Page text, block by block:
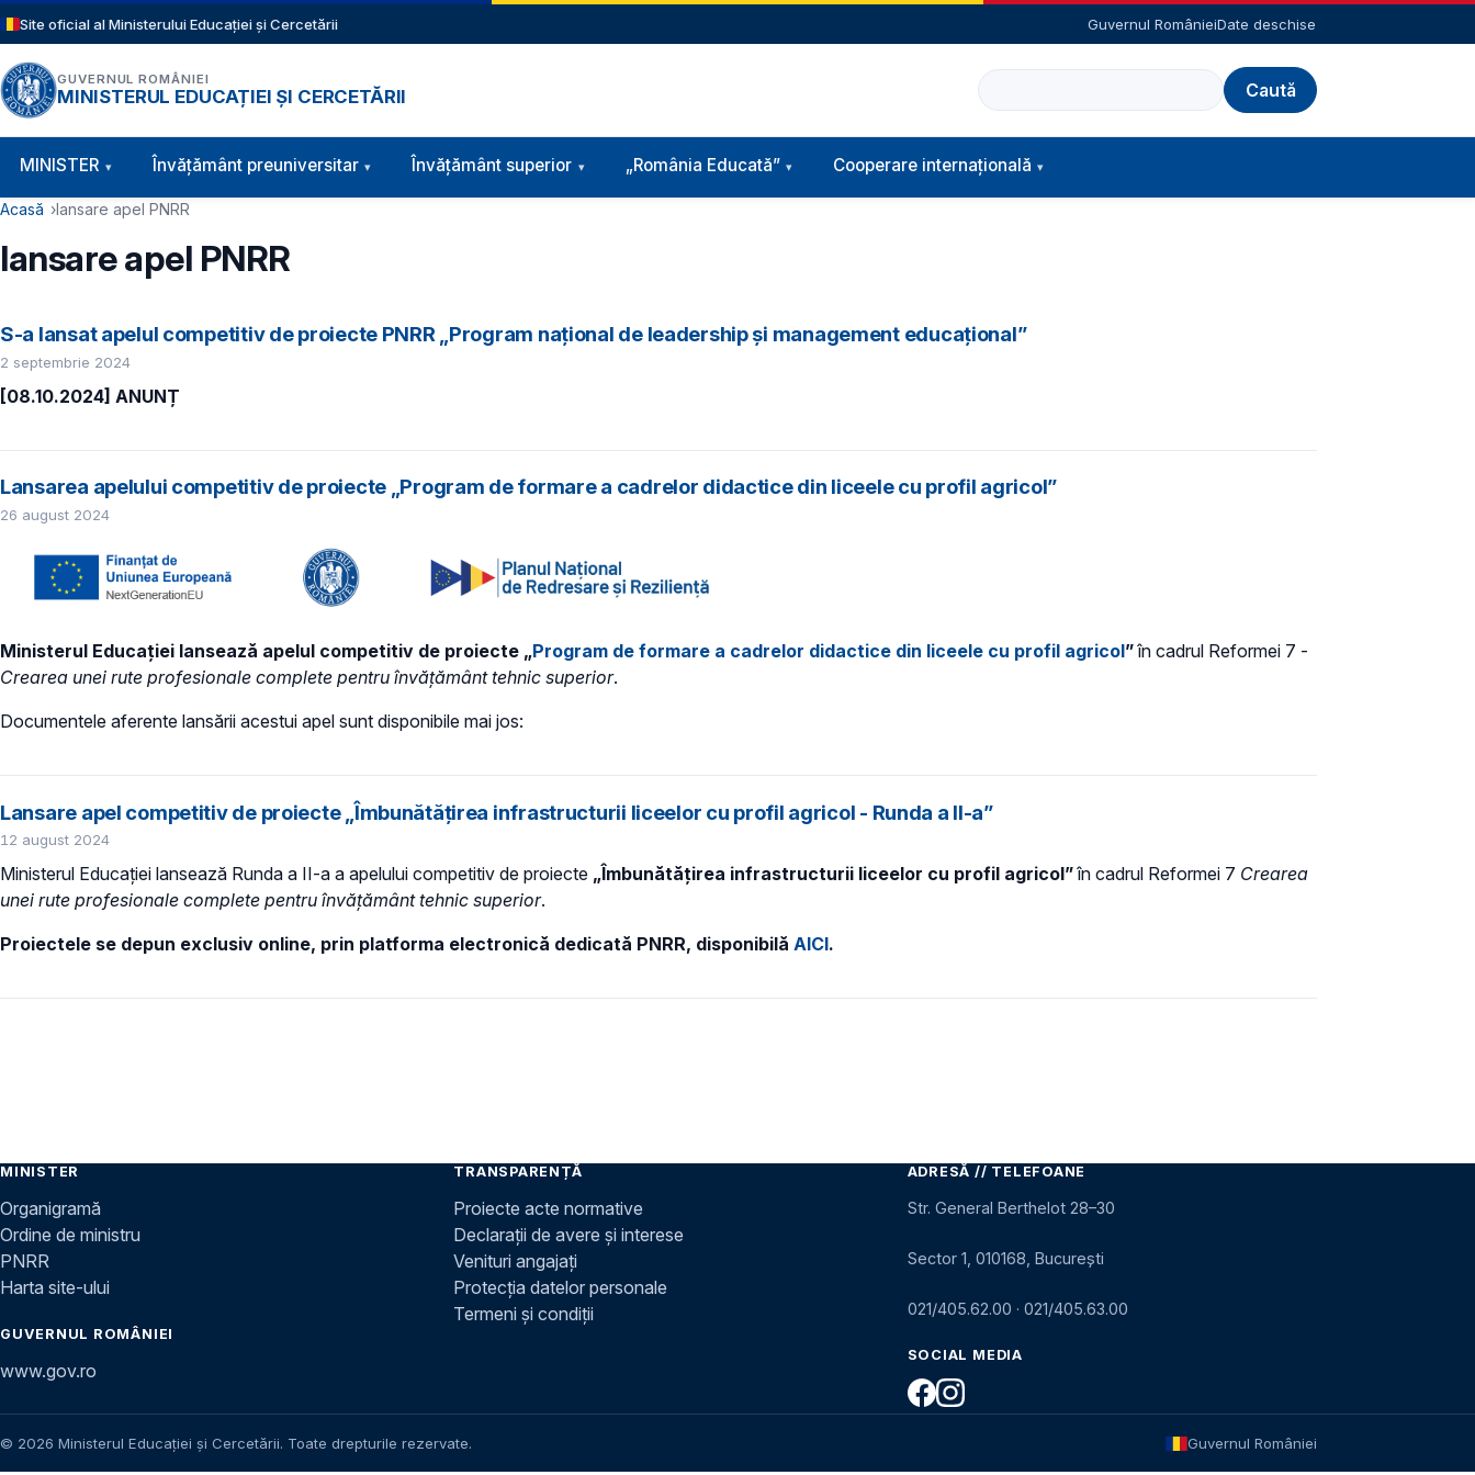
Sari la conținutul principal
Site oficial al Ministerului Educației și Cercetării Guvernul RomânieiDate deschise
GUVERNUL ROMÂNIEI
MINISTERUL EDUCAȚIEI ȘI CERCETĂRII
Caută
Navigație principală
MINISTER Învăţământ preuniversitar Învățământ superior „România Educată” Cooperare internațională
Cale de navigare
Acasă lansare apel PNRR
lansare apel PNRR
S-a lansat apelul competitiv de proiecte PNRR „Program național de leadership și management educațional”
2 septembrie 2024
[08.10.2024] ANUNȚ
Lansarea apelului competitiv de proiecte „Program de formare a cadrelor didactice din liceele cu profil agricol”
26 august 2024
Ministerul Educației lansează apelul competitiv de proiecte „Program de formare a cadrelor didactice din liceele cu profil agricol”în cadrul Reformei 7 -
Crearea unei rute profesionale complete pentru învățământ tehnic superior.
Documentele aferente lansării acestui apel sunt disponibile mai jos:
Lansare apel competitiv de proiecte „Îmbunătățirea infrastructurii liceelor cu profil agricol - Runda a II-a”
12 august 2024
Ministerul Educației lansează Runda a II-a a apelului competitiv de proiecte „Îmbunătățirea infrastructurii liceelor cu profil agricol”în cadrul Reformei 7 Crearea
unei rute profesionale complete pentru învățământ tehnic superior.
Proiectele se depun exclusiv online, prin platforma electronică dedicată PNRR, disponibilă AICI.
MINISTER
Organigramă
Ordine de ministru
PNRR
Harta site-ului
GUVERNUL ROMÂNIEI
www.gov.ro
TRANSPARENȚĂ
Proiecte acte normative
Declarații de avere și interese
Venituri angajați
Protecția datelor personale
Termeni și condiții
ADRESĂ // TELEFOANE
Str. General Berthelot 28–30
Sector 1, 010168, București
021/405.62.00 · 021/405.63.00
SOCIAL MEDIA
© 2026 Ministerul Educației și Cercetării. Toate drepturile rezervate. Guvernul României